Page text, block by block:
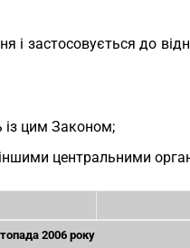
і застосовується до
із цим Законом;
центральними
2006 року